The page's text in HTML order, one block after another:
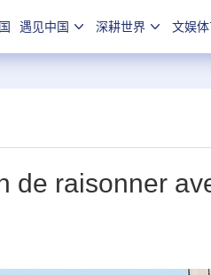
遇见中国 深耕世界 文娱
de raisonner